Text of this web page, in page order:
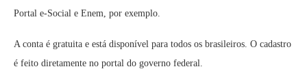
Portal e-Social e Enem, por exemplo.
A conta é gratuita e está disponível para todos os brasileiros. O cadastro
é feito diretamente no portal do governo federal.